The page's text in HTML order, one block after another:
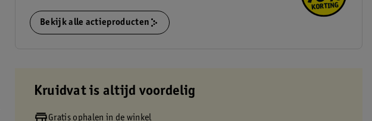
Bekijk alle actieproducten
Kruidvat is altijd voordelig
Gratis ophalen in de winkel